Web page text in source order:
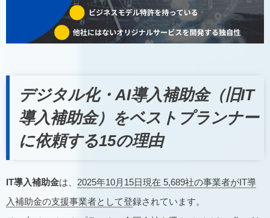
デジタル化・AI導入補助金（旧IT
導入補助金）をベストプランナー
に依頼する15の理由
IT導入補助金は、 2025年10月15日現在 5,689社の事業者がIT導
入補助金の支援事業者として登録されています。